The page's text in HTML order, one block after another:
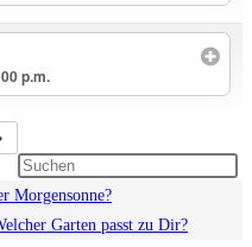
p.m.